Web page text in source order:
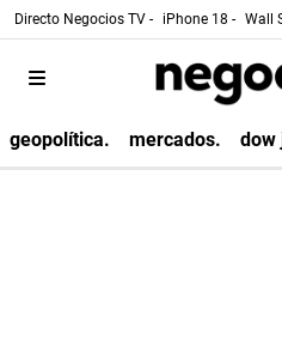
Directo Negocios TV - iPhone 18 - Wall
geopolítica. mercados. dow